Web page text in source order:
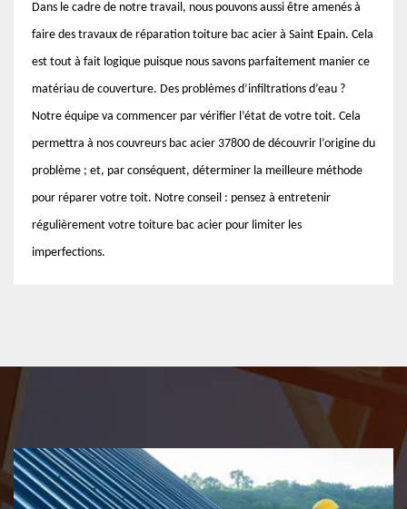
Dans le cadre de notre travail, nous pouvons aussi être amenés à
faire des travaux de réparation toiture bac acier à Saint Epain. Cela
est tout à fait logique puisque nous savons parfaitement manier ce
matériau de couverture. Des problèmes d’infiltrations d’eau ?
Notre équipe va commencer par vérifier l’état de votre toit. Cela
permettra à nos couvreurs bac acier 37800 de découvrir l’origine du
problème ; et, par conséquent, déterminer la meilleure méthode
pour réparer votre toit. Notre conseil : pensez à entretenir
régulièrement votre toiture bac acier pour limiter les
imperfections.